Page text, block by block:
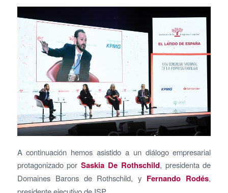
A continuación hemos asistido a un diálogo empresarial
protagonizado porSaskia De Rothschild, presidenta de
Domaines Barons de Rothschild, y Fernando Rodés,